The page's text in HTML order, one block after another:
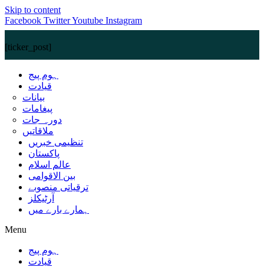
Skip to content
Facebook TwitterYoutube Instagram
[ticker_post]
ہوم پیج
قیادت
بیانات
پیغامات
دورہ جات
ملاقاتیں
تنظیمی خبریں
پاکستان
عالم اسلام
بین الاقوامی
ترقیاتی منصوبے
آرٹیکلز
ہمارے بارے میں
Menu
ہوم پیج
قیادت